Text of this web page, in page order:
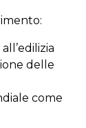
delle
come